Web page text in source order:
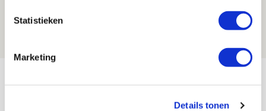
Statistieken
Marketing
Details tonen
07 AUGUSTUS 2026 - 09:00